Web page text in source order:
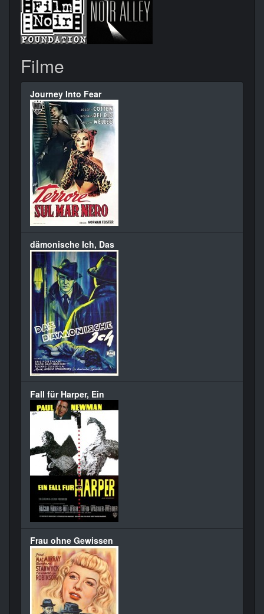
Filme
Journey Into Fear
dämonische Ich, Das
Fall für Harper, Ein
Frau ohne Gewissen